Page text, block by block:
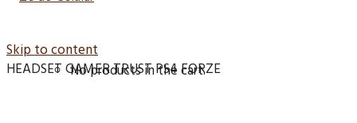
No products in the cart.
Skip to content
HEADSET GAMER TRUST PS4 FORZE